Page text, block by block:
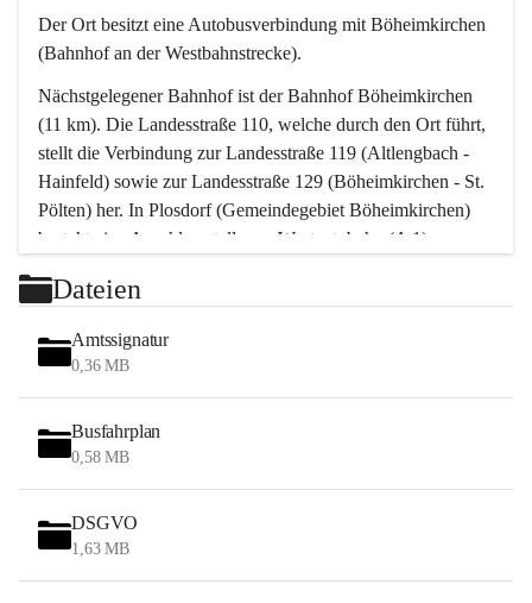
Der Ort besitzt eine Autobusverbindung mit Böheimkirchen
(Bahnhof an der Westbahnstrecke).
Nächstgelegener Bahnhof ist der Bahnhof Böheimkirchen
(11 km). Die Landesstraße 110, welche durch den Ort führt,
stellt die Verbindung zur Landesstraße 119 (Altlengbach -
Hainfeld) sowie zur Landesstraße 129 (Böheimkirchen - St.
Pölten) her. In Plosdorf (Gemeindegebiet Böheimkirchen)
besteht eine Anschlussstelle zur Westautobahn (A 1).
Wien erreicht man in ca. 45 Minuten.
Stössing zählt noch zum Naherholungsraum Wien sowie
zum Naherholungsraum St. Pölten. Viele Bauernhöfe hatten
„ihre Wiener“. Seit 1960 bauten viele Wiener
Wochenendhäuser im Gemeindegebiet. Wegen des
waldreichen Jagdgebietes haben viele Jagdpächter ihre
Das Wandern ist aus touristischer Sicht die bedeutendste
Tätigkeit. Das hügelige Gebiet mit Wanderwegen durch
Wiesen, Wälder und Obstkulturen lädt dazu ein. Gefördert
Dateien
Amtssignatur
0,36 MB
Busfahrplan
0,58 MB
DSGVO
1,63 MB